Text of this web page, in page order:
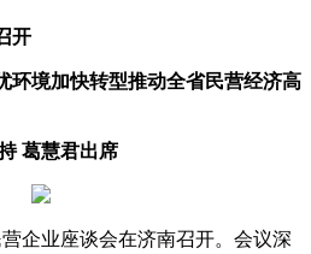
开
环境加快转型推动全省民营经济高
葛慧君出席
业座谈会在济南召开。会议深